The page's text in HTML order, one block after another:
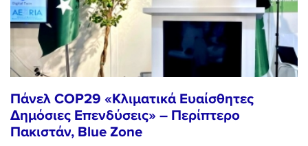
Πάνελ COP29 «Κλιματικά Ευαίσθητες
Δημόσιες Επενδύσεις» – Περίπτερο
Πακιστάν, Blue Zone